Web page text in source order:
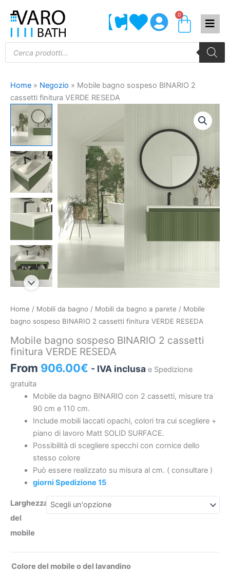
contenuto
0
€330.69 €224.81
Products
search
Home » Negozio » Mobile bagno sospeso BINARIO 2
cassetti finitura VERDE RESEDA
Home / Mobili da bagno / Mobili da bagno a parete / Mobile
bagno sospeso BINARIO 2 cassetti finitura VERDE RESEDA
Mobile bagno sospeso BINARIO 2 cassetti
finitura VERDE RESEDA
From 906.00€ - IVA inclusa e Spedizione
gratuita
Mobile da bagno BINARIO con 2 cassetti, misure tra
90 cm e 110 cm.
Include mobili laccati opachi, colori tra cui scegliere +
piano di lavoro Matt SOLID SURFACE.
Possibilità di scegliere specchi con cornice dello
stesso colore
Può essere realizzato su misura al cm. (consultare)
giorni Spedizione 15
Larghezza
del
mobile
Colore del mobile o del lavandino
Mobile
bagno
BINARIO
2
cassetti
finitura
VERDE
RESEDA
quantità